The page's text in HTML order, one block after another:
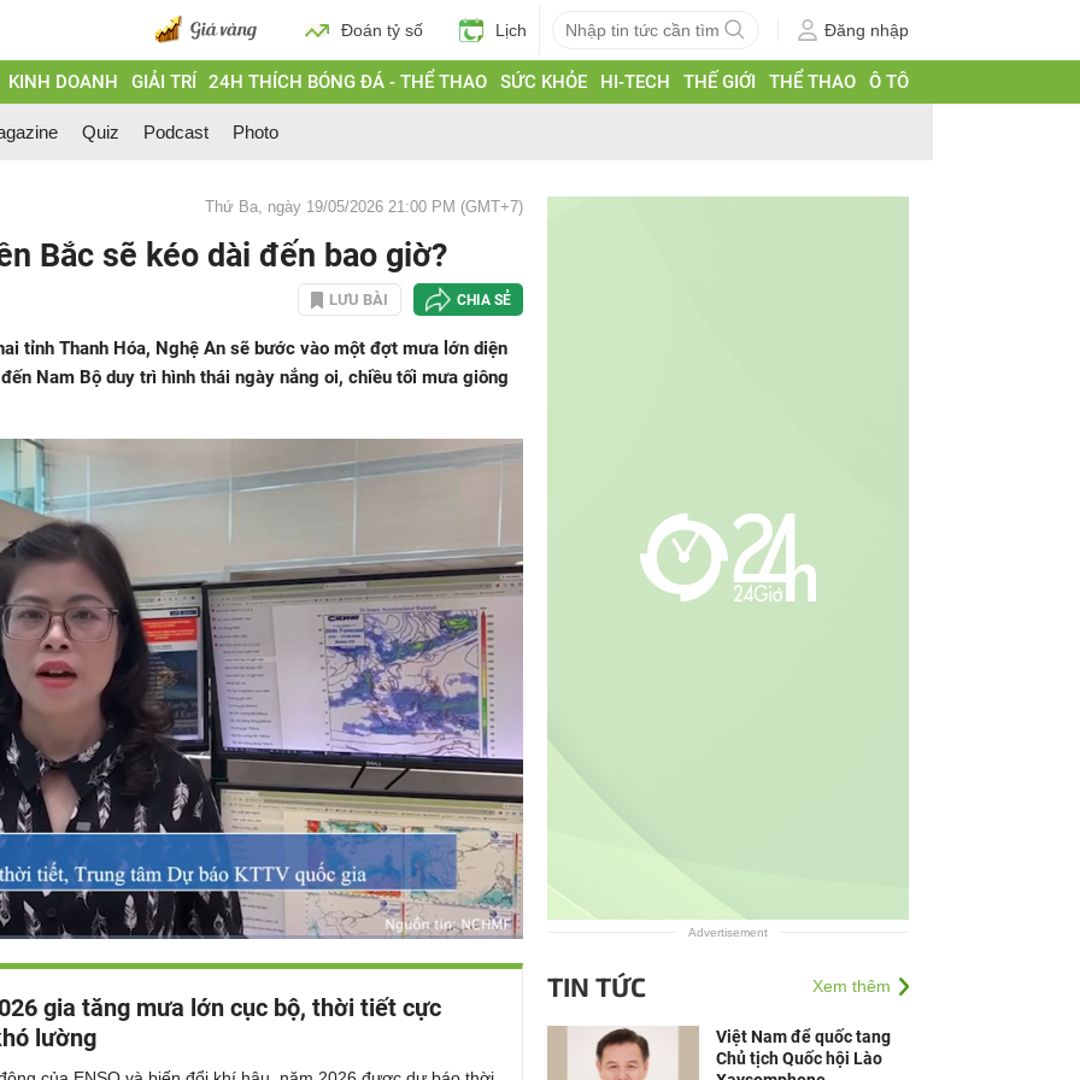
Đoán tỷ số Lịch Đăng nhập
KINH DOANH GIẢI TRÍ 24H THÍCH BÓNG ĐÁ - THỂ THAO SỨC KHỎE HI-TECH THẾ GIỚI THỂ THAO Ô TÔ
Quiz Podcast Photo
Thứ Ba, ngày 19/05/2026 21:00 PM (GMT+7)
Bắc sẽ kéo dài đến bao giờ?
LƯU BÀI CHIA SẺ
tỉnh Thanh Hóa, Nghệ An sẽ bước vào một đợt mưa lớn diện
Nam Bộ duy trì hình thái ngày nắng oi, chiều tối mưa giông
Toàn
Bật
thanh
gia tăng mưa lớn cục bộ, thời tiết cực
lường
Advertisement
TIN TỨC Xem thêm
Việt Nam để quốc tang
Chủ tịch Quốc hội Lào